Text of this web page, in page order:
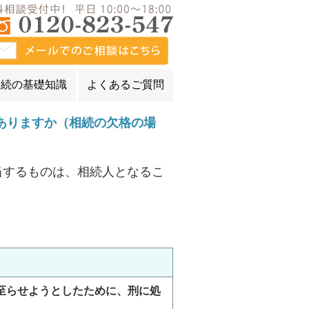
の基礎知識 よくあるご質問
りますか（相続の欠格の場
るものは、相続人となるこ
らせようとしたために、刑に処